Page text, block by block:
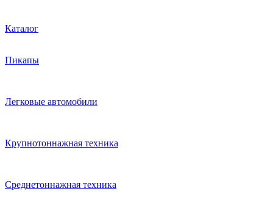
Каталог
Пикапы
Легковые автомобили
Крупнотоннажная техника
Среднетоннажная техника